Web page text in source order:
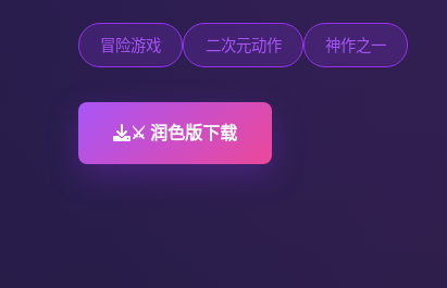
冒险游戏 二次元动作 神作之一
⚔️ 润色版下载